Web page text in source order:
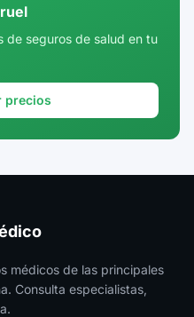
de seguros de salud en tu
precios
médicos de las principales
Consulta especialistas,